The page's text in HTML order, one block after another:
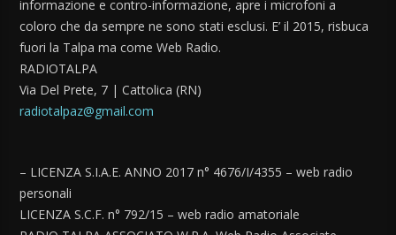
informazione e contro-informazione, apre i microfoni a
coloro che da sempre ne sono stati esclusi. E’ il 2015, risbuca
fuori la Talpa ma come Web Radio.
RADIOTALPA
Via Del Prete, 7 | Cattolica (RN)
radiotalpaz@gmail.com
– LICENZA S.I.A.E. ANNO 2017 n° 4676/I/4355 – web radio
personali
LICENZA S.C.F. n° 792/15 – web radio amatoriale